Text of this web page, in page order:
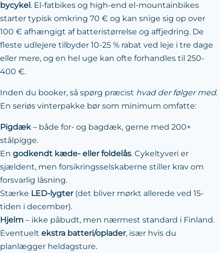
bycykel. El-fatbikes og high-end el-mountainbikes
starter typisk omkring 70 € og kan snige sig op over
100 € afhængigt af batteristørrelse og affjedring. De
fleste udlejere tilbyder 10-25 % rabat ved leje i tre dage
eller mere, og en hel uge kan ofte forhandles til 250-
400 €.
Inden du booker, så spørg præcist hvad der følger med.
En seriøs vinterpakke bør som minimum omfatte:
Pigdæk– både for- og bagdæk, gerne med 200+
stålpigge.
En godkendt kæde- eller foldelås. Cykeltyveri er
sjældent, men forsikringsselskaberne stiller krav om
forsvarlig låsning.
Stærke LED-lygter(det bliver mørkt allerede ved 15-
tiden i december).
Hjelm – ikke påbudt, men nærmest standard i Finland.
Eventuelt ekstra batteri/oplader, især hvis du
planlægger heldagsture.